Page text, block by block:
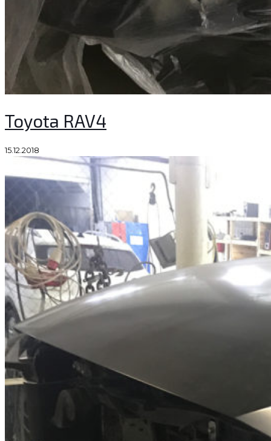
Toyota RAV4
15.12.2018